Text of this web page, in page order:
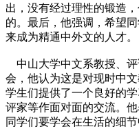
出，没有经过理性的锻造
的。最后，他强调，希望
来成为精通中外文的人才。
中山大学中文系教授、
会，他认为这是对现时中
学生们提供了一个良好的
评家等作面对面的交流。
同学们要学会在生活的细